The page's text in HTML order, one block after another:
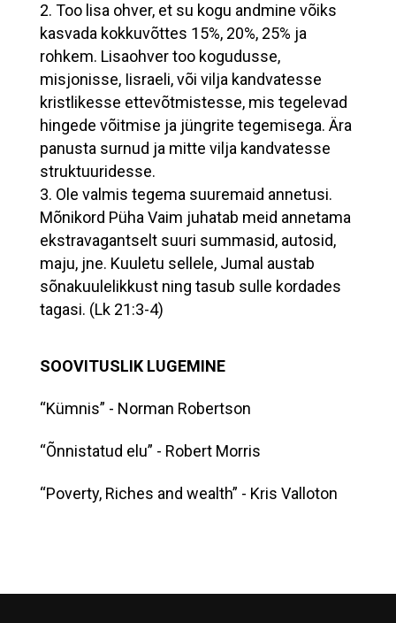
Too lisa ohver, et su kogu andmine võiks
kasvada kokkuvõttes 15%, 20%, 25% ja
rohkem. Lisaohver too kogudusse,
misjonisse, Iisraeli, või vilja kandvatesse
kristlikesse ettevõtmistesse, mis tegelevad
hingede võitmise ja jüngrite tegemisega. Ära
panusta surnud ja mitte vilja kandvatesse
struktuuridesse.
Ole valmis tegema suuremaid annetusi.
Mõnikord Püha Vaim juhatab meid annetama
ekstravagantselt suuri summasid, autosid,
maju, jne. Kuuletu sellele, Jumal austab
sõnakuulelikkust ning tasub sulle kordades
tagasi. (Lk 21:3-4)
SOOVITUSLIK LUGEMINE
“Kümnis” - Norman Robertson
“Õnnistatud elu” - Robert Morris
“Poverty, Riches and wealth” - Kris Valloton